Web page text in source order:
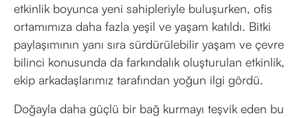
etkinlik boyunca yeni sahipleriyle buluşurken, ofis
ortamımıza daha fazla yeşil ve yaşam katıldı. Bitki
paylaşımının yanı sıra sürdürülebilir yaşam ve çevre
bilinci konusunda da farkındalık oluşturulan etkinlik,
ekip arkadaşlarımız tarafından yoğun ilgi gördü.
Doğayla daha güçlü bir bağ kurmayı teşvik eden bu